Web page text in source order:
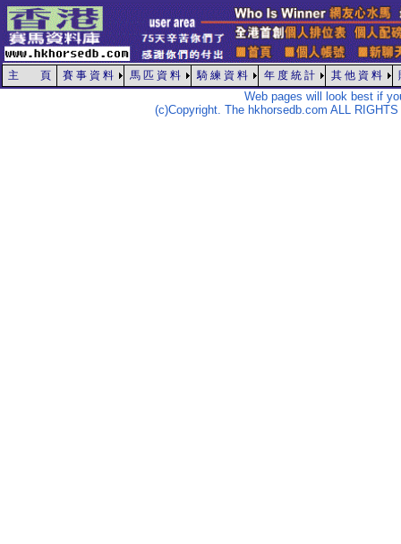
主 頁 賽 事 資 料 馬 匹 資 料 騎 練 資 料 年 度 統 計 其 他 資 料
Web pages will look best if
(c)Copyright. The hkhorsedb.com ALL